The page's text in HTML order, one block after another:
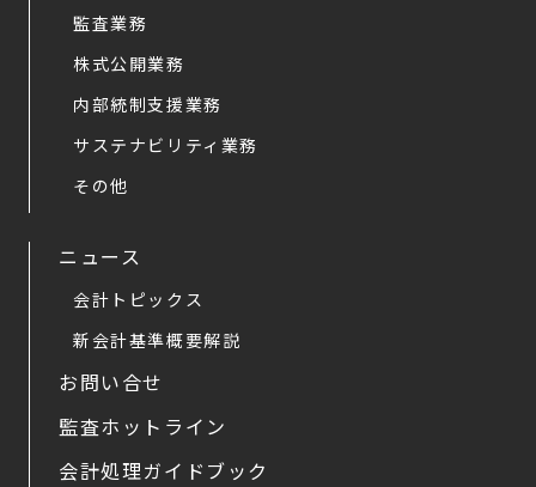
監査業務
株式公開業務
内部統制支援業務
サステナビリティ業務
その他
ニュース
会計トピックス
新会計基準概要解説
お問い合せ
監査ホットライン
会計処理ガイドブック